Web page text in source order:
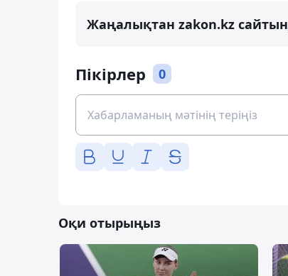
Жаңалықтан zakon.kz
Пікірлер 0
Оқи отырыңыз